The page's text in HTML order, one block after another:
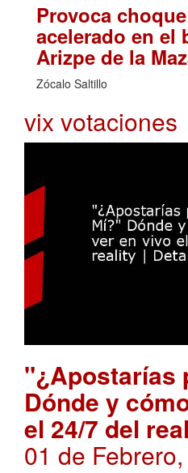
Provoca
acelerado en el
Arizpe de la
Zócalo Saltillo
vix votaciones
"¿Apostarías
Dónde y
el 24/7 del
01 de